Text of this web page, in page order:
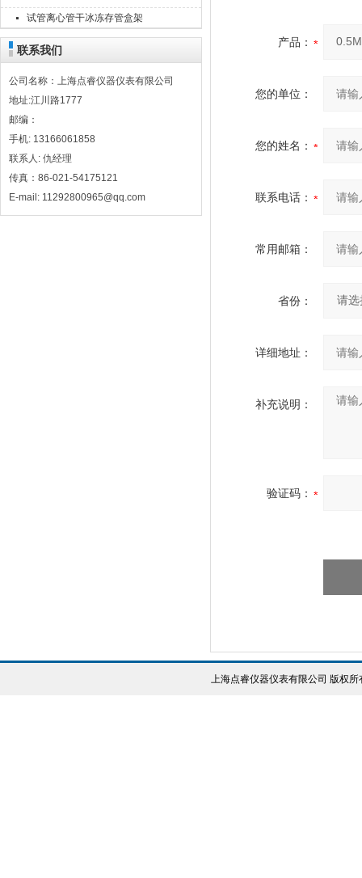
试管离心管干冰冻存管盒架
联系我们
公司名称：上海点睿仪器仪表有限公司
地址:江川路1777
邮编：
手机: 13166061858
联系人: 仇经理
传真：86-021-54175121
E-mail: 11292800965@qq.com
产品：
您的单位：
您的姓名：
联系电话：
常用邮箱：
省份：
详细地址：
补充说明：
验证码：
上海点睿仪器仪表有限公司 版权